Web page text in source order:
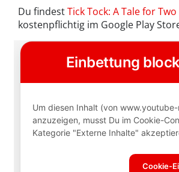
Du findestTick Tock: A Tale for
kostenpflichtig im Google Play